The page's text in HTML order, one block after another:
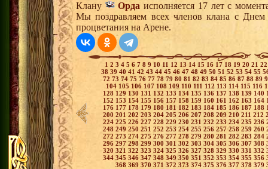
Клану Орда исполняется 17 лет с
Мы поздравляем всех членов клана с
процветания на Арене.
1 2 3 4 5 6 7 8 9 10 11 12 13 14 15 16 17 18 19 20 21
38 39 40 41 42 43 44 45 46 47 48 49 50 51 52 53 54 55
72 73 74 75 76 77 78 79 80 81 82 83 84 85 86 87 88 89
104 105 106 107 108 109 110 111 112 113 114 115 116
128 129 130 131 132 133 134 135 136 137 138 139 140
152 153 154 155 156 157 158 159 160 161 162 163 164
176 177 178 179 180 181 182 183 184 185 186 187 188
200 201 202 203 204 205 206 207 208 209 210 211 212
224 225 226 227 228 229 230 231 232 233 234 235 236
248 249 250 251 252 253 254 255 256 257258 259 260
272 273 274 275 276 277 278 279 280 281 282 283 284
296 297 298 299 300 301 302 303 304 305 306 307 308
320 321 322 323 324 325 326 327 328 329 330 331 332
344 345 346 347 348 349350 351 352 353 354 355 356
368 369 370 371 372 373 374 375 376 377 378 379